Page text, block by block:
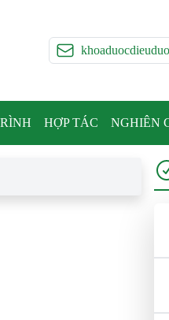
HỢP TÁC NGHIÊN